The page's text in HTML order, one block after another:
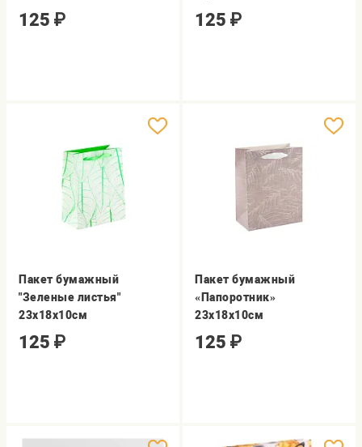
125 ₽ 125 ₽
Пакет бумажный
"Зеленые листья"
23х18х10см
125 ₽
Пакет бумажный
«Папоротник»
23х18х10см
125 ₽